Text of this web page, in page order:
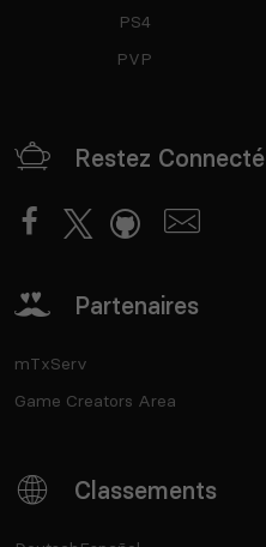
PS4
PVP
Restez Connecté
Partenaires
mTxServ
Game Creators Area
Classements